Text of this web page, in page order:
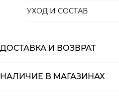
УХОД И СОСТАВ
ГЛАЖЕНИЕ:не гладить
ДОСТАВКА И ВОЗВРАТ
НАЛИЧИЕ В МАГАЗИНАХ